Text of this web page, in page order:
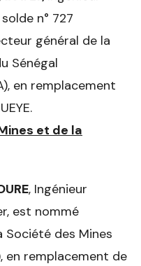
n° 727
général de la
Sénégal
en remplacement
et de la
, Ingénieur
est nommé
Société des Mines
en remplacement de